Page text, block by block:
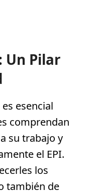
Un Pilar
esencial
comprendan
su trabajo y
el EPI.
los
también de